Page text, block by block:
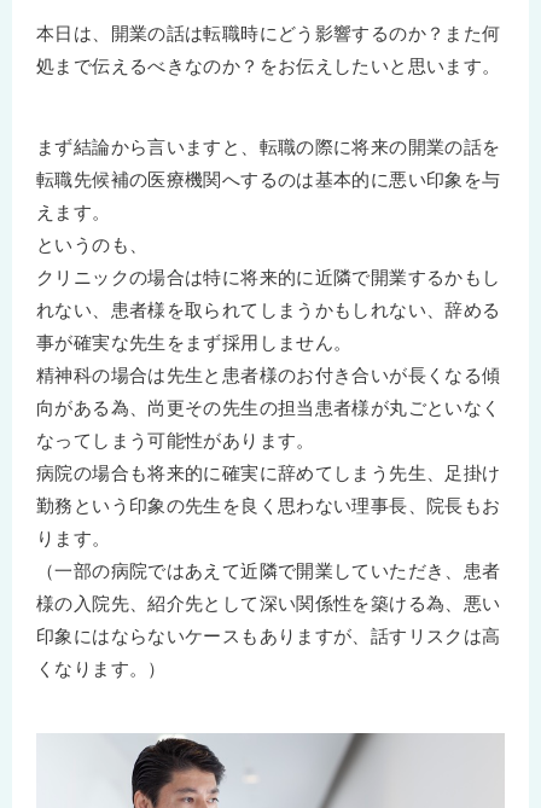
本日は、開業の話は転職時にどう影響するのか？また何
処まで伝えるべきなのか？をお伝えしたいと思います。
まず結論から言いますと、転職の際に将来の開業の話を
転職先候補の医療機関へするのは基本的に悪い印象を与
えます。
というのも、
クリニックの場合は特に将来的に近隣で開業するかもし
れない、患者様を取られてしまうかもしれない、辞める
事が確実な先生をまず採用しません。
精神科の場合は先生と患者様のお付き合いが長くなる傾
向がある為、尚更その先生の担当患者様が丸ごといなく
なってしまう可能性があります。
病院の場合も将来的に確実に辞めてしまう先生、足掛け
勤務という印象の先生を良く思わない理事長、院長もお
ります。
（一部の病院ではあえて近隣で開業していただき、患者
様の入院先、紹介先として深い関係性を築ける為、悪い
印象にはならないケースもありますが、話すリスクは高
くなります。）